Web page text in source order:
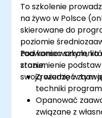
To szkolenie
na żywo w Polsce
skierowane do
poziomie
zaawansowanym,
zrozumienie
swoją wiedzę w tym
Pod koniec
stanie:
Zrozumieć
techniki
Opanować
związane z